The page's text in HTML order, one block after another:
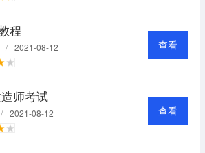
程
/ 2021-08-12 查看
师考试
/ 2021-08-12 查看